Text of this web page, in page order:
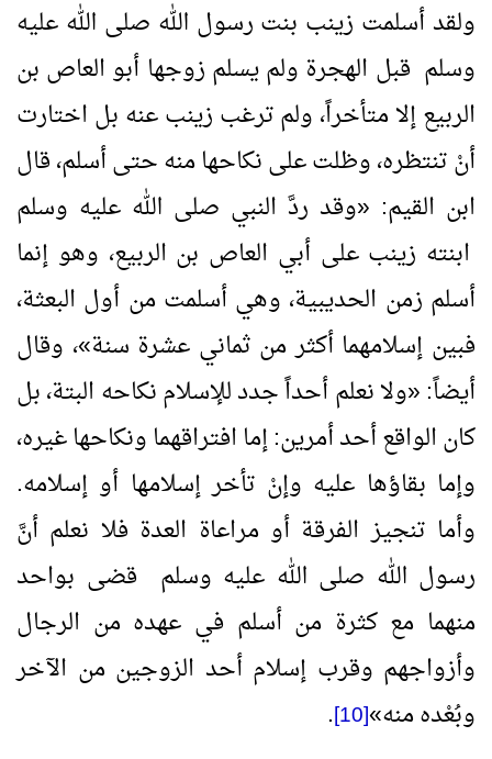
ولقد أسلمت زينب بنت رسول الله صلى الله عليه
وسلم قبل الهجرة ولم يسلم زوجها أبو العاص بن
الربيع إلا متأخراً، ولم ترغب زينب عنه بل اختارت
أنْ تنتظره، وظلت على نكاحها منه حتى أسلم، قال
ابن القيم: «وقد ردَّ النبي صلى الله عليه وسلم
ابنته زينب على أبي العاص بن الربيع، وهو إنما
أسلم زمن الحديبية، وهي أسلمت من أول البعثة،
فبين إسلامهما أكثر من ثماني عشرة سنة»، وقال
أيضاً:«ولا نعلم أحداً جدد للإسلام نكاحه البتة، بل
كان الواقع أحد أمرين: إما افتراقهما ونكاحها غيره،
وإما بقاؤها عليه وإنْ تأخر إسلامها أو إسلامه.
وأما تنجيز الفرقة أو مراعاة العدة فلا نعلم أنَّ
رسول الله صلى الله عليه وسلم قضى بواحد
منهما مع كثرة من أسلم في عهده من الرجال
وأزواجهم وقرب إسلام أحد الزوجين من الآخر
وبُعْده منه»
[10]
.